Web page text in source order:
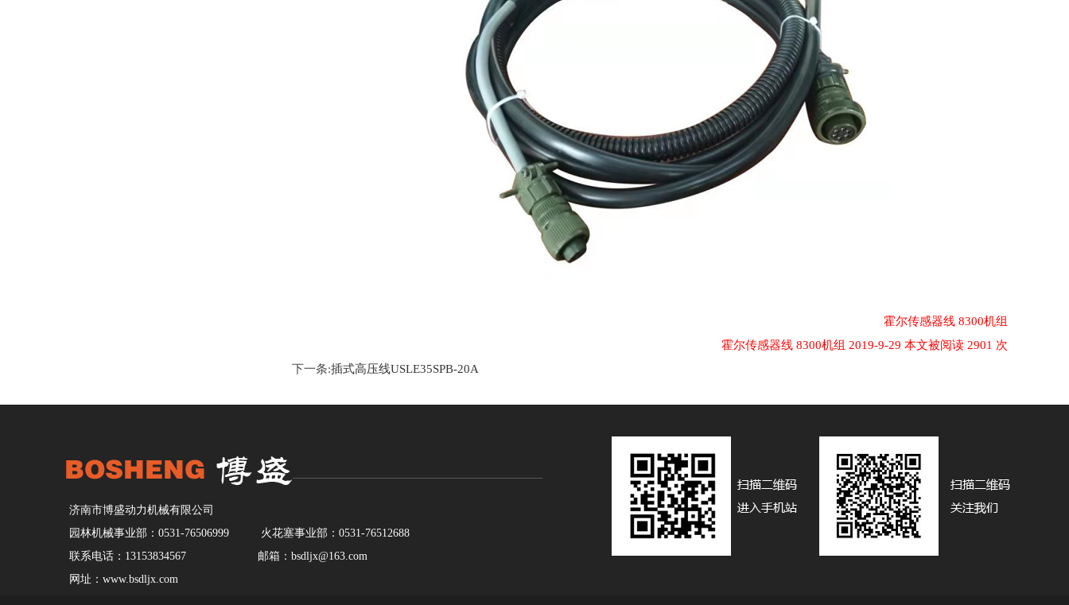
霍尔传感器线 8300机组
霍尔传感器线 8300机组 2019-9-29 本文被阅读 2901 次
下一条:插式高压线USLE35SPB-20A
济南市博盛动力机械有限公司
园林机械事业部：0531-76506999 火花塞事业部：0531-76512688
联系电话：13153834567 邮箱：bsdljx@163.com
网址：www.bsdljx.com